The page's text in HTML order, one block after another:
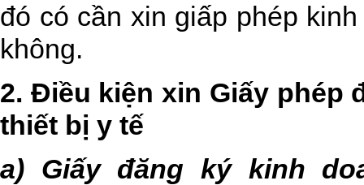
đó có cần xin giấp phép
không.
2. Điều kiện xin Giấy phép
thiết bị y tế
a) Giấy đăng ký kinh